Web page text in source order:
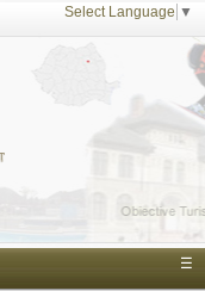
Select Language ▼
☰